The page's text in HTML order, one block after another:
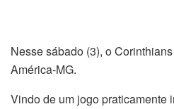
Nesse sábado (3), o
América-MG.
Vindo de um jogo praticamente